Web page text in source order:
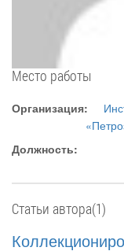
Место работы
Организация:
Должность:
Статьи автора(1)